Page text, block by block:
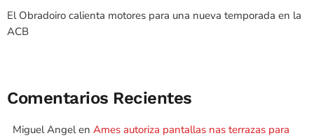
El Obradoiro calienta motores para una nueva temporada en la
ACB
Comentarios Recientes
Miguel Angelen Ames autoriza pantallas nas terrazas para